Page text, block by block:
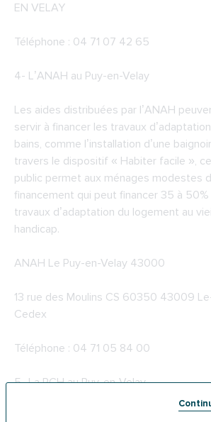
EN VELAY
Téléphone : 04 71 07 42 65
4- L’ANAH au Puy-en-Velay
Les aides distribuées par l’ANAH
servir à financer les travaux
bains, comme l’installation d’une
travers le dispositif « Habiter facile »,
public permet aux ménages modestes
financement qui peut financer 35 à
travaux d’adaptation du logement au
handicap.
ANAH Le Puy-en-Velay 43000
13 rue des Moulins CS 60350 43009
Cedex
Téléphone : 04 71 05 84 00
5-La PCH au Puy-en-Velay